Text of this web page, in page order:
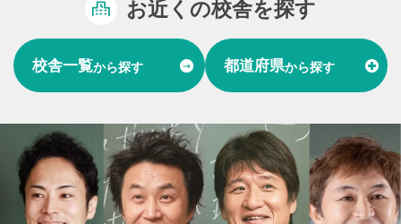
お近くの校舎を探す
校舎一覧から探す 都道府県から探す
東海 愛知県 岐阜県
関西 大阪府 兵庫県
中国 山口県